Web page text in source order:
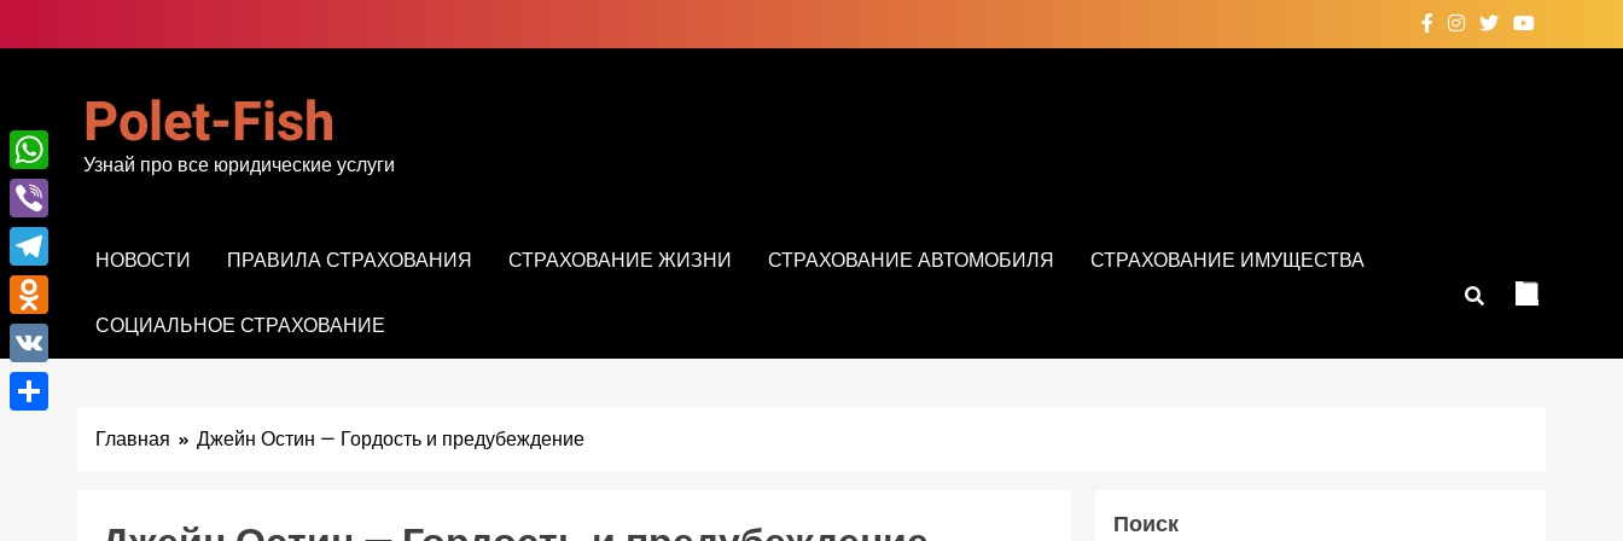
к
Polet-Fish
Узнай про все юридические услуги
НОВОСТИ ПРАВИЛА СТРАХОВАНИЯ СТРАХОВАНИЕ ЖИЗНИ СТРАХОВАНИЕ АВТОМОБИЛЯ СТРАХОВАНИЕ ИМУЩЕСТВА
СОЦИАЛЬНОЕ СТРАХОВАНИЕ
Главная Джейн Остин — Гордость и предубеждение
Поиск
WhatsApp
Viber
Telegram
Odnoklassniki
VK
Отправить